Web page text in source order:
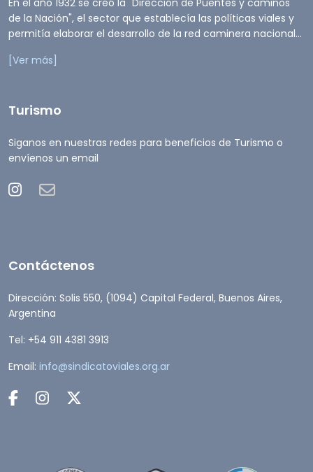
En el año 1932 se creó la "Dirección de Puentes y caminos
de la Nación", el sector que establecía las políticas viales y
permitía elaborar el desarrollo de la red caminera nacional...
[Ver más]
Turismo
Siganos en nuestras redes para beneficios de Turismo o
envíenos un email
Contáctenos
Dirección: Solis 550, (1094) Capital Federal, Buenos Aires,
Argentina
Tel: +54 911 4381 3913
Email: info@sindicatoviales.org.ar